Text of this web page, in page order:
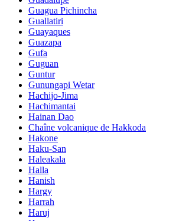
Guagua Pichincha
Guallatiri
Guayaques
Guazapa
Gufa
Guguan
Guntur
Gunungapi Wetar
Hachijo-Jima
Hachimantai
Hainan Dao
Chaîne volcanique de Hakkoda
Hakone
Haku-San
Haleakala
Halla
Hanish
Hargy
Harrah
Haruj